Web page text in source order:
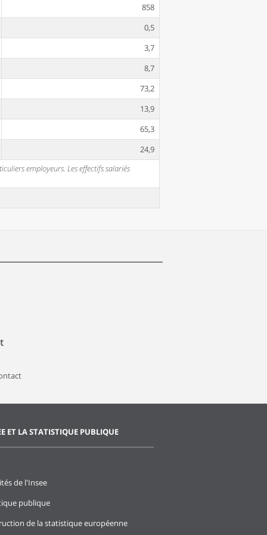
858
0,5
3,7
8,7
73,2
13,9
65,3
24,9
employeurs. Les effectifs salariés
ET LA STATISTIQUE PUBLIQUE
de l'Insee
publique
de la statistique européenne